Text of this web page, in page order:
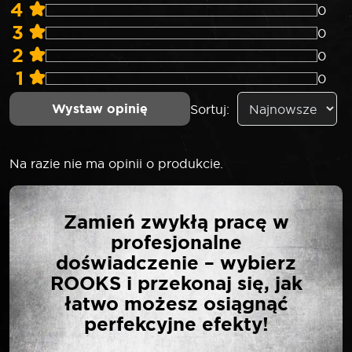
4 0
3 0
2 0
1 0
Wystaw opinię Sortuj:
Na razie nie ma opinii o produkcie.
NAPISZ PIERWSZĄ
OPINIĘ O „ROOKS
REFRAKTOMETR
SAMOCHODOWY DO
AKUMULATORA I
PŁYNÓW
EKSPLOATACYJNYCH”
Zamień zwykłą pracę w
profesjonalne
doświadczenie – wybierz
ROOKS i przekonaj się, jak
łatwo możesz osiągnąć
perfekcyjne efekty!